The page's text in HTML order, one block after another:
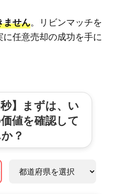
ません。リビンマッチを
任意売却の成功を手に
秒】まずは、い
値を確認して
？